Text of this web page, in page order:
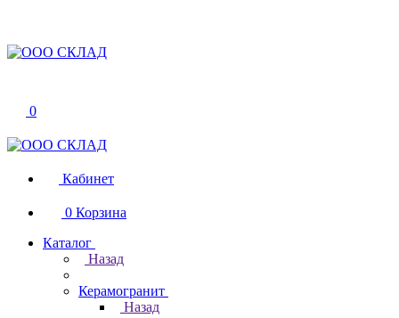
0
Кабинет
0 Корзина
Каталог
Назад
Керамогранит
Назад